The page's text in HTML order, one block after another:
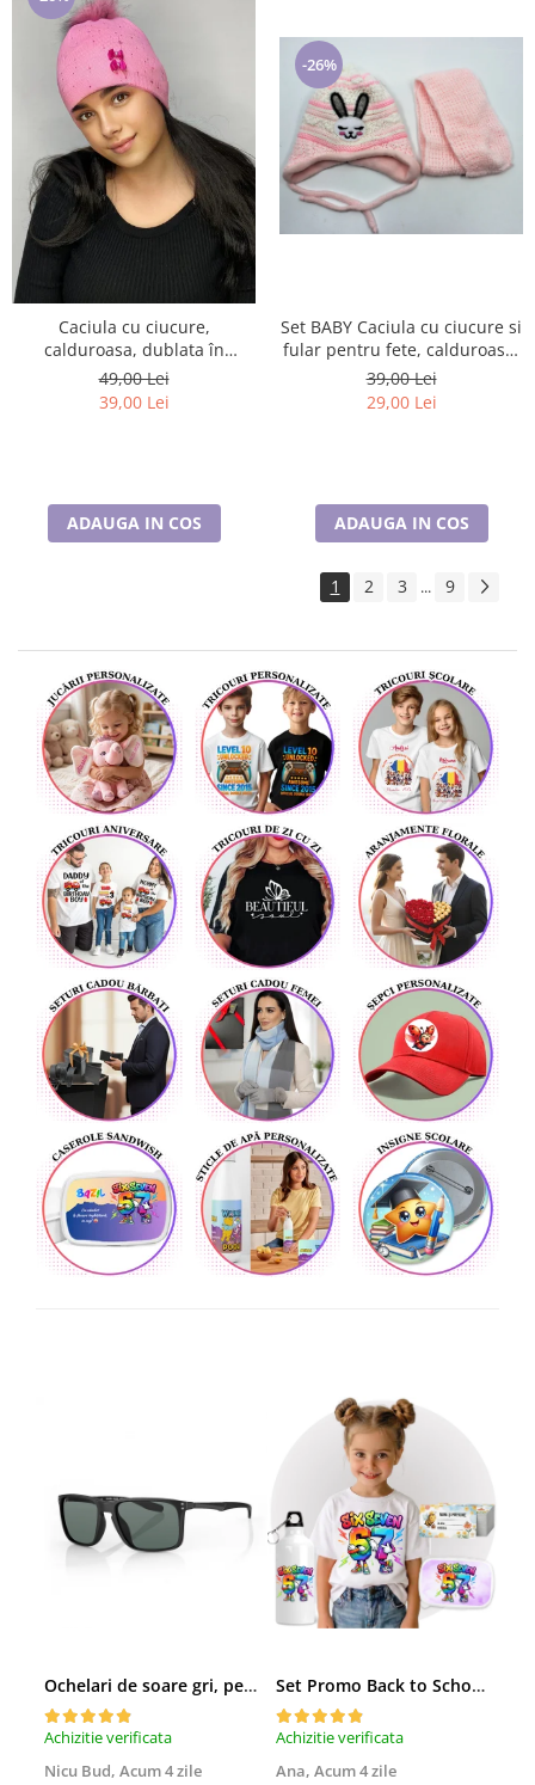
Caciula cu ciucure,
calduroasa, dublata în
interior, acoperă urechile și
fruntea
49,00 Lei
39,00 Lei
ADAUGA IN COS
-26%
Set BABY Caciula cu ciucure si
fular pentru fete, calduroase,
caciula dublata în interior,
acoperă urechile și fruntea
39,00 Lei
29,00 Lei
ADAUGA IN COS
1 2 3 ... 9
Ochelari de soare gri, pentru barbati, Daniel Klein Sunglasses, DK3250-2
Achizitie verificata
Nicu Bud, Acum 4 zile
Set Promo Back to School Six Seven 67 – Tricou + Cutie + Bidon Personalizat pentru copilul tău
Achizitie verificata
Ana, Acum 4 zile